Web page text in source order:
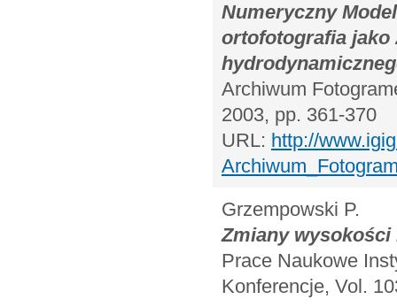
Numeryczny
ortofotografia jako
Archiwum
2003, pp. 361-370
URL: http://
Grzempowski P.
Zmiany wysokości
Prace Naukowe
Konferencje, Vol.